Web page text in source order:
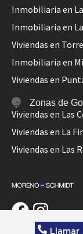
Llamar
Inmobiliaria en
Inmobiliaria en
Viviendas en
Inmobiliaria en
Viviendas en
Zonas de
Viviendas en Las
Viviendas en La
Viviendas en Las